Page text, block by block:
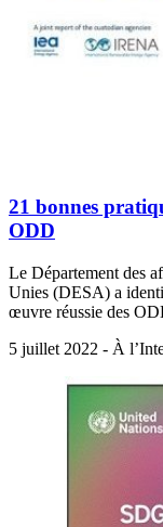
21 bonnes
ODD
Le Département des
Unies (DESA) a
œuvre réussie des
5 juillet 2022 - À